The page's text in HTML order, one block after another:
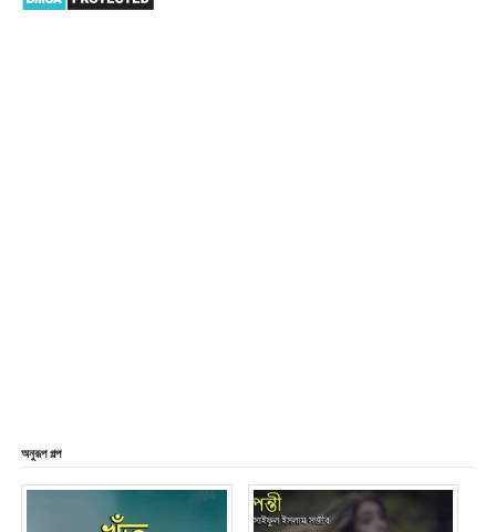
অনুরূপ গল্প